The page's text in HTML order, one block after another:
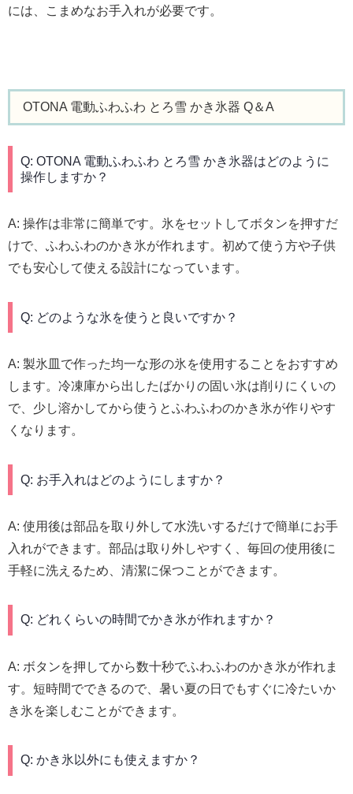
には、こまめなお手入れが必要です。
OTONA 電動ふわふわ とろ雪 かき氷器 Q＆A
Q: OTONA 電動ふわふわ とろ雪 かき氷器はどのように
操作しますか？
A: 操作は非常に簡単です。氷をセットしてボタンを押すだ
けで、ふわふわのかき氷が作れます。初めて使う方や子供
でも安心して使える設計になっています。
Q: どのような氷を使うと良いですか？
A: 製氷皿で作った均一な形の氷を使用することをおすすめ
します。冷凍庫から出したばかりの固い氷は削りにくいの
で、少し溶かしてから使うとふわふわのかき氷が作りやす
くなります。
Q: お手入れはどのようにしますか？
A: 使用後は部品を取り外して水洗いするだけで簡単にお手
入れができます。部品は取り外しやすく、毎回の使用後に
手軽に洗えるため、清潔に保つことができます。
Q: どれくらいの時間でかき氷が作れますか？
A: ボタンを押してから数十秒でふわふわのかき氷が作れま
す。短時間でできるので、暑い夏の日でもすぐに冷たいか
き氷を楽しむことができます。
Q: かき氷以外にも使えますか？